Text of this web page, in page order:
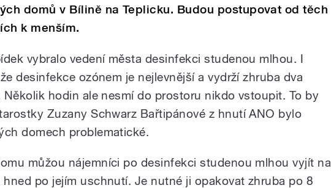
domů v Bílině na Teplicku. Budou postupovat od těch
k menším.
vybralo vedení města desinfekci studenou mlhou. I
desinfekce ozónem je nejlevnější a vydrží zhruba dva
Několik hodin ale nesmí do prostoru nikdo vstoupit. To by
Zuzany Schwarz Bařtipánové z hnutí ANO bylo
domech problematické.
můžou nájemníci po desinfekci studenou mlhou vyjít na
po jejím uschnutí. Je nutné ji opakovat zhruba po 8